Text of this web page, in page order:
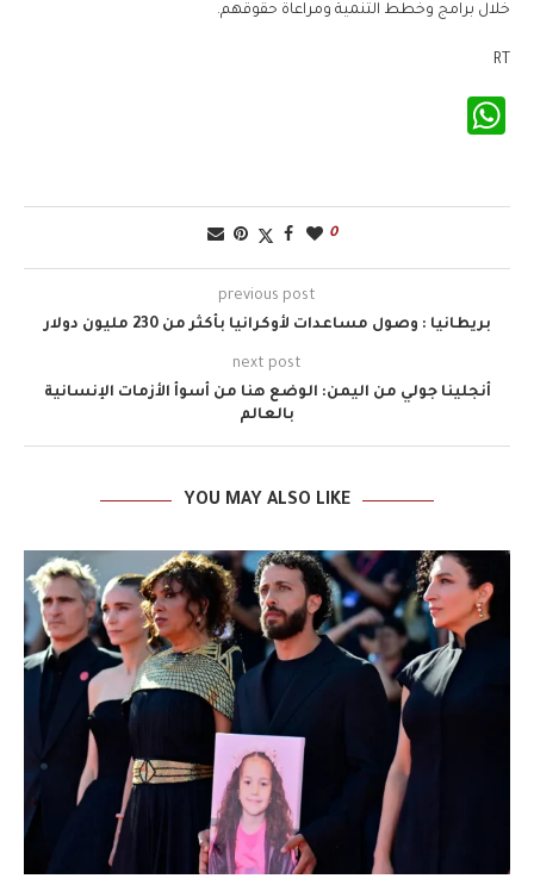
خلال برامج وخطط التنمية ومراعاة حقوقهم.
RT
0
previous post
بريطانيا : وصول مساعدات لأوكرانيا بأكثر من 230 مليون دولار
next post
أنجلينا جولي من اليمن: الوضع هنا من أسوأ الأزمات الإنسانية
بالعالم
YOU MAY ALSO LIKE